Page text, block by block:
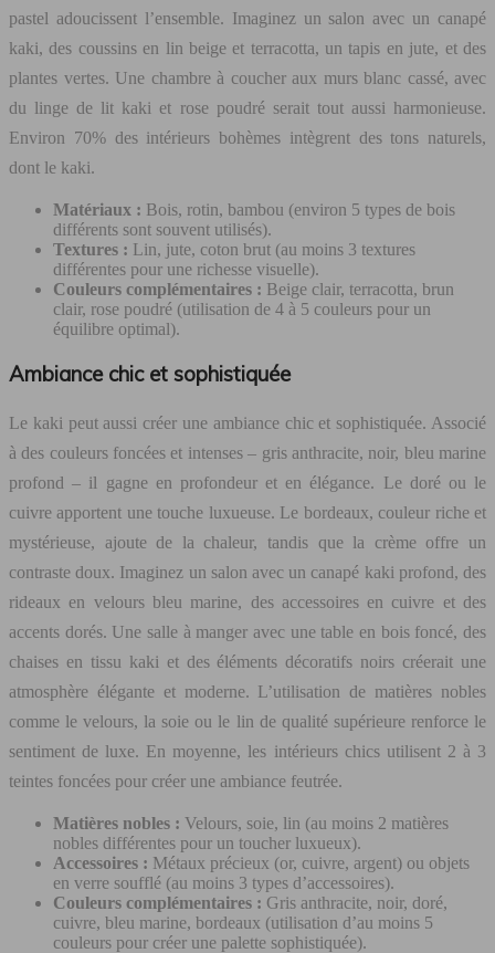
pastel adoucissent l’ensemble. Imaginez un salon avec un canapé
kaki, des coussins en lin beige et terracotta, un tapis en jute, et des
plantes vertes. Une chambre à coucher aux murs blanc cassé, avec
du linge de lit kaki et rose poudré serait tout aussi harmonieuse.
Environ 70% des intérieurs bohèmes intègrent des tons naturels,
dont le kaki.
Matériaux : Bois, rotin, bambou (environ 5 types de bois
différents sont souvent utilisés).
Textures : Lin, jute, coton brut (au moins 3 textures
différentes pour une richesse visuelle).
Couleurs complémentaires : Beige clair, terracotta, brun
clair, rose poudré (utilisation de 4 à 5 couleurs pour un
équilibre optimal).
Ambiance chic et sophistiquée
Le kaki peut aussi créer une ambiance chic et sophistiquée. Associé
à des couleurs foncées et intenses – gris anthracite, noir, bleu marine
profond – il gagne en profondeur et en élégance. Le doré ou le
cuivre apportent une touche luxueuse. Le bordeaux, couleur riche et
mystérieuse, ajoute de la chaleur, tandis que la crème offre un
contraste doux. Imaginez un salon avec un canapé kaki profond, des
rideaux en velours bleu marine, des accessoires en cuivre et des
accents dorés. Une salle à manger avec une table en bois foncé, des
chaises en tissu kaki et des éléments décoratifs noirs créerait une
atmosphère élégante et moderne. L’utilisation de matières nobles
comme le velours, la soie ou le lin de qualité supérieure renforce le
sentiment de luxe. En moyenne, les intérieurs chics utilisent 2 à 3
teintes foncées pour créer une ambiance feutrée.
Matières nobles : Velours, soie, lin (au moins 2 matières
nobles différentes pour un toucher luxueux).
Accessoires : Métaux précieux (or, cuivre, argent) ou objets
en verre soufflé (au moins 3 types d’accessoires).
Couleurs complémentaires : Gris anthracite, noir, doré,
cuivre, bleu marine, bordeaux (utilisation d’au moins 5
couleurs pour créer une palette sophistiquée).